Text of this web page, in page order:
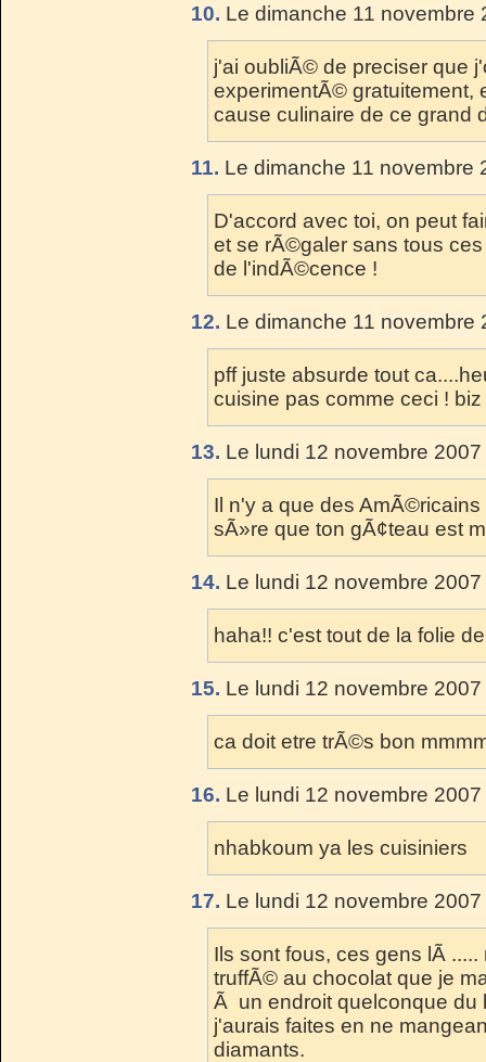
10. Le dimanche 11 novembre
j'ai oubliÃ© de preciser que
experimentÃ© gratuitement,
cause culinaire de ce grand
11. Le dimanche 11 novembre
D'accord avec toi, on peut
et se rÃ©galer sans tous
de l'indÃ©cence !
12. Le dimanche 11
pff juste absurde tout
cuisine pas comme ceci ! biz
13. Le lundi 12 novembre
Il n'y a que des
sÃ»re que ton gÃ¢teau est
14. Le lundi 12 novembre
haha!! c'est tout de la folie
15. Le lundi 12 novembre
ca doit etre trÃ©s bon
16. Le lundi 12 novembre
nhabkoum ya les cuisiniers
17. Le lundi 12 novembre
Ils sont fous, ces gens lÃ
truffÃ© au chocolat que je
Ã un endroit quelconque
j'aurais faites en ne
diamants.